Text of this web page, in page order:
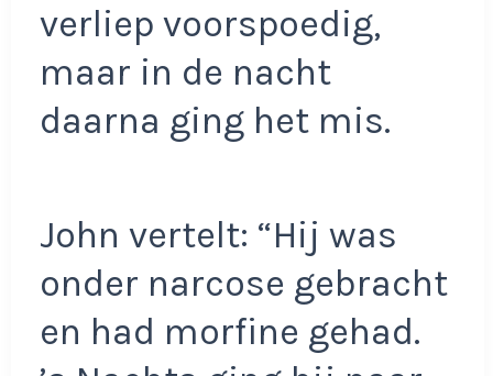
verliep voorspoedig,
maar in de nacht
daarna ging het mis.
John vertelt: “Hij was
onder narcose gebracht
en had morfine gehad.